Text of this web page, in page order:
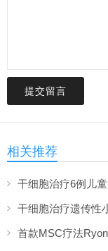
提交留言
相关推荐